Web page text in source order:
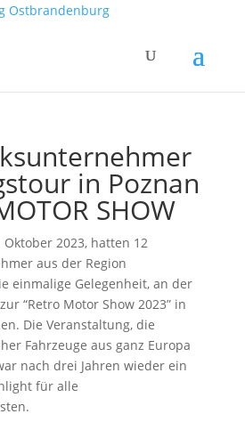
in Poznan
SHOW
2023, hatten 12
aus der Region
einmalige Gelegenheit, an der
“Retro Motor Show 2023” in
Die Veranstaltung, die
Fahrzeuge aus ganz Europa
nach drei Jahren wieder ein
für alle